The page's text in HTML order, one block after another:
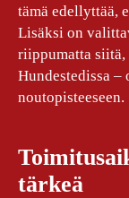
tämä edellyttää,
Lisäksi on
riippumatta siitä,
Hundestedissa
noutopisteeseen.
tärkeä